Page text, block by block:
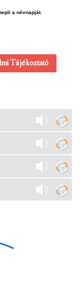
a névnapját.
Tájékoztató